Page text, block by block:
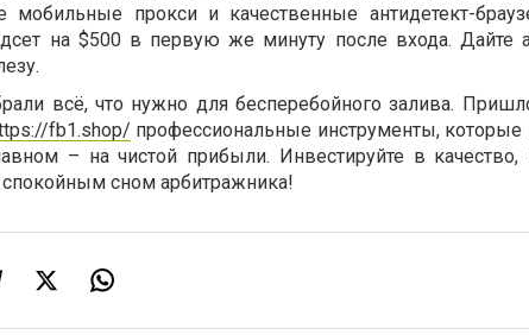
мобильные прокси и качественные антидетект-
на $500 в первую же минуту после входа. Дайте
всё, что нужно для бесперебойного залива.
fb1.shop/ профессиональные инструменты, которые
– на чистой прибыли. Инвестируйте в качество,
спокойным сном арбитражника!